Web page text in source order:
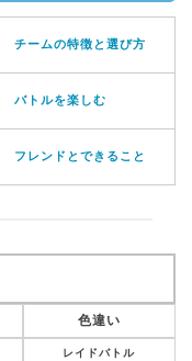
チームの特徴と選び方
バトルを楽しむ
フレンドとできること
色違い
レイドバトル